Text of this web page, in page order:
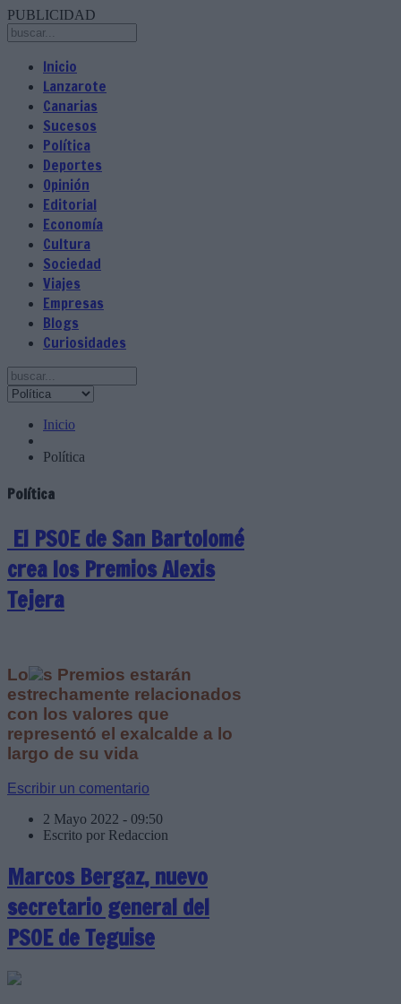
PUBLICIDAD
Inicio
Lanzarote
Canarias
Sucesos
Política
Deportes
Opinión
Editorial
Economía
Cultura
Sociedad
Viajes
Empresas
Blogs
Curiosidades
Inicio
Política
Política
El PSOE de San Bartolomé
crea los Premios Alexis
Tejera
Lo
s Premios estarán
estrechamente relacionados
con los valores que
representó el exalcalde a lo
largo de su vida
Escribir un comentario
2 Mayo 2022 - 09:50
Escrito por Redaccion
Marcos Bergaz, nuevo
secretario general del
PSOE de Teguise